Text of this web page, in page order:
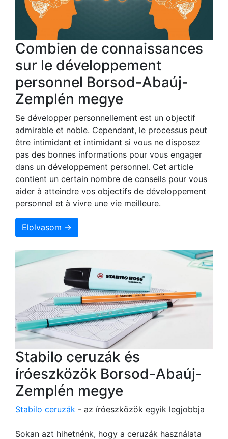
Combien de connaissances
sur le développement
personnel Borsod-Abaúj-
Zemplén megye
Se développer personnellement est un objectif
admirable et noble. Cependant, le processus peut
être intimidant et intimidant si vous ne disposez
pas des bonnes informations pour vous engager
dans un développement personnel. Cet article
contient un certain nombre de conseils pour vous
aider à atteindre vos objectifs de développement
personnel et à vivre une vie meilleure.
Elolvasom →
Stabilo ceruzák és
íróeszközök Borsod-Abaúj-
Zemplén megye
Stabilo ceruzák - az íróeszközök egyik legjobbja
Sokan azt hihetnénk, hogy a ceruzák használata